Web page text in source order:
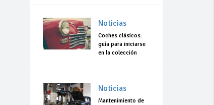
Noticias
Coches clásicos:
guía para iniciarse
en la colección
Noticias
Mantenimiento de